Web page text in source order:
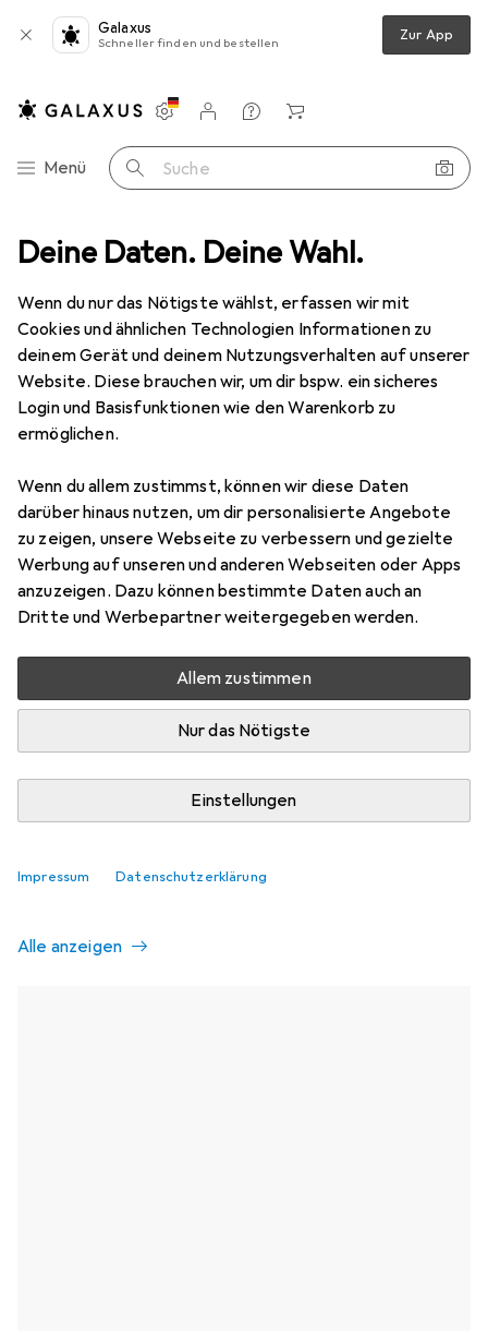
Deine Daten. Deine Wahl.
Wenn du nur das Nötigste wählst, erfassen wir mit
Cookies und ähnlichen Technologien Informationen zu
deinem Gerät und deinem Nutzungsverhalten auf unserer
Website. Diese brauchen wir, um dir bspw. ein sicheres
Login und Basisfunktionen wie den Warenkorb zu
ermöglichen.
Wenn du allem zustimmst, können wir diese Daten
darüber hinaus nutzen, um dir personalisierte Angebote
zu zeigen, unsere Webseite zu verbessern und gezielte
Werbung auf unseren und anderen Webseiten oder Apps
anzuzeigen. Dazu können bestimmte Daten auch an
Dritte und Werbepartner weitergegeben werden.
Allem zustimmen
Nur das Nötigste
Einstellungen
Impressum Datenschutzerklärung
Galaxus
Schneller finden und bestellen Zur App
Navigation nach Kategorien
Menü Suche
Einstellungen
Kundenkonto
Vergleichslisten
Merklisten
Warenkorb
Wandern Stöcke Zubehör Leki Smart Tip 2.0 Ersatzspitzen
4 Bilder
Leki Smart Tip 2.0 Ersatzspitzen
Mehr von Leki
Aktuell nicht lieferbar
Benachrichtigen, wenn lieferbar
Vergleichen
Kostenloser Versand ab 30,– i
Ähnliche Produkte mit besserer
Alle anzeigen